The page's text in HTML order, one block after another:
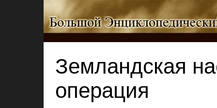
Земландская
операция